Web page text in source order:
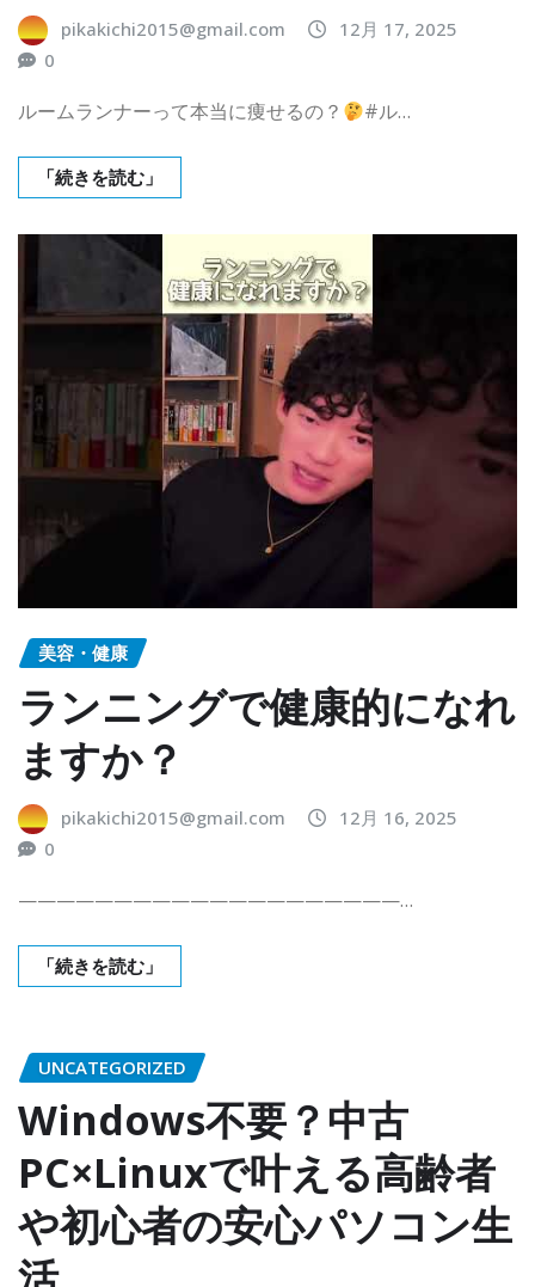
pikakichi2015@gmail.com
12月 17, 2025
0
ルームランナーって本当に痩せるの？ #ル…
「続きを読む」
美容・健康
ランニングで健康的になれ
ますか？
pikakichi2015@gmail.com
12月 16, 2025
0
————————————————————…
「続きを読む」
UNCATEGORIZED
Windows不要？中古
PC×Linuxで叶える高齢者
や初心者の安心パソコン生